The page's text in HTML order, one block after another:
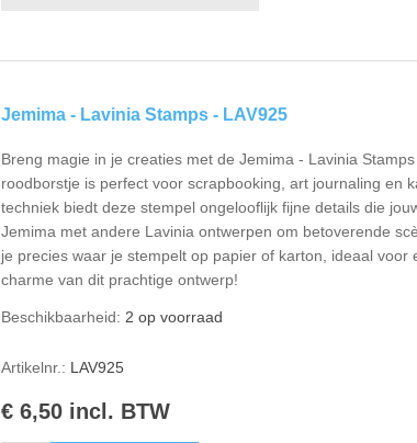
Jemima - Lavinia Stamps - LAV925
Breng magie in je creaties met de Jemima - Lavinia
roodborstje is perfect voor scrapbooking, art journaling en
techniek biedt deze stempel ongelooflijk fijne details die
Jemima met andere Lavinia ontwerpen om betoverende
je precies waar je stempelt op papier of karton, ideaal
charme van dit prachtige ontwerp!
Beschikbaarheid: 2 op voorraad
Artikelnr.: LAV925
€ 6,50 incl. BTW